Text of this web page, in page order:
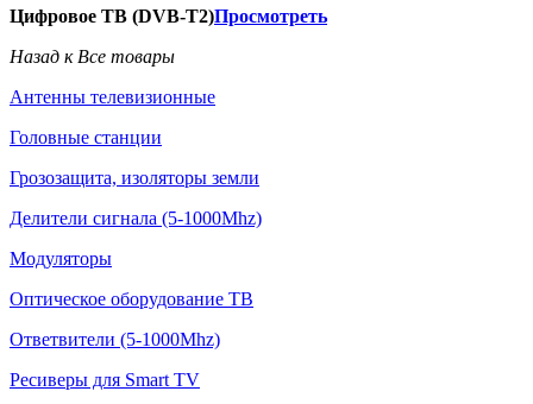
Цифровое ТВ (DVB-T2)Просмотреть
Назад к Все товары
Антенны телевизионные
Головные станции
Грозозащита, изоляторы земли
Делители сигнала (5-1000Mhz)
Модуляторы
Оптическое оборудование ТВ
Ответвители (5-1000Mhz)
Ресиверы для Smart TV